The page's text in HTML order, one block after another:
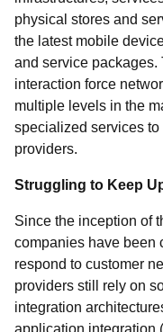
physical stores and
the latest mobile
and service packages.
interaction force
multiple levels in the
specialized services
providers.
Struggling to Keep
Since the inception of
companies have been
respond to customer
providers still rely on
integration
application integration